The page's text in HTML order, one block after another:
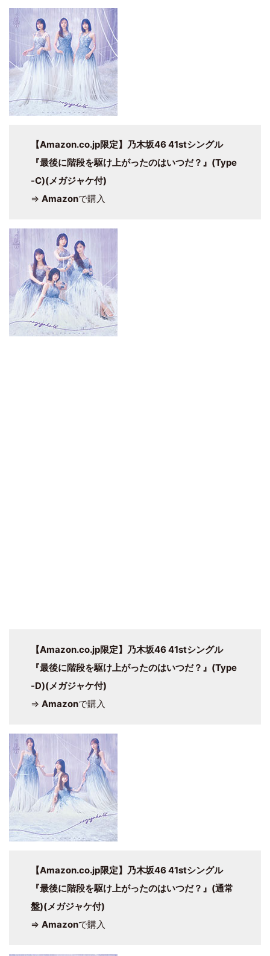
【Amazon.co.jp限定】乃木坂46 41stシングル
『最後に階段を駆け上がったのはいつだ？』(Type
-C)(メガジャケ付)
⇒ Amazonで購入
【Amazon.co.jp限定】乃木坂46 41stシングル
『最後に階段を駆け上がったのはいつだ？』(Type
-D)(メガジャケ付)
⇒ Amazonで購入
【Amazon.co.jp限定】乃木坂46 41stシングル
『最後に階段を駆け上がったのはいつだ？』(通常
盤)(メガジャケ付)
⇒ Amazonで購入